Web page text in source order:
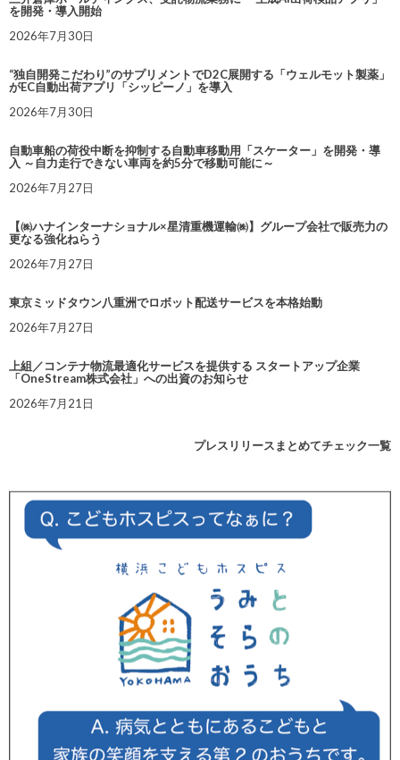
を開発・導入開始
2026年7月30日
“独自開発こだわり”のサプリメントでD2C展開する「ウェルモット製薬」
がEC自動出荷アプリ「シッピーノ」を導入
2026年7月30日
自動車船の荷役中断を抑制する自動車移動用「スケーター」を開発・導
入 ～自力走行できない車両を約5分で移動可能に～
2026年7月27日
【㈱ハナインターナショナル×星清重機運輸㈱】グループ会社で販売力の
更なる強化ねらう
2026年7月27日
東京ミッドタウン八重洲でロボット配送サービスを本格始動
2026年7月27日
上組／コンテナ物流最適化サービスを提供する スタートアップ企業
「OneStream株式会社」への出資のお知らせ
2026年7月21日
プレスリリースまとめてチェック一覧